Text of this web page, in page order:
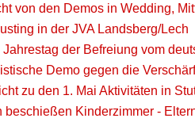
von den Demos in Wedding,
in der JVA Landsberg/Lech
Jahrestag der Befreiung vom
Demo gegen die
zu den 1. Mai Aktivitäten in
beschießen Kinderzimmer -